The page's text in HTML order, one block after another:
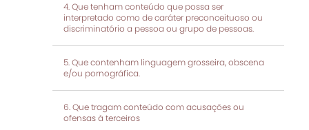
Que tenham conteúdo que possa ser
interpretado como de caráter preconceituoso ou
discriminatório a pessoa ou grupo de pessoas.
Que contenham linguagem grosseira, obscena
e/ou pornográfica.
Que tragam conteúdo com acusações ou
ofensas à terceiros